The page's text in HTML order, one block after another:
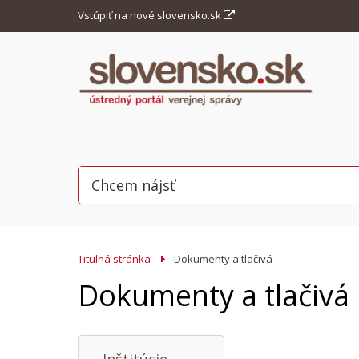
Vstúpiť na nové slovensko.sk
Titulná stránka Dokumenty a tlačivá
Dokumenty a tlačivá